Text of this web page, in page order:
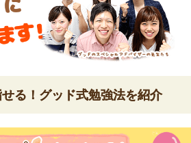
る！グッド式勉強法を紹介